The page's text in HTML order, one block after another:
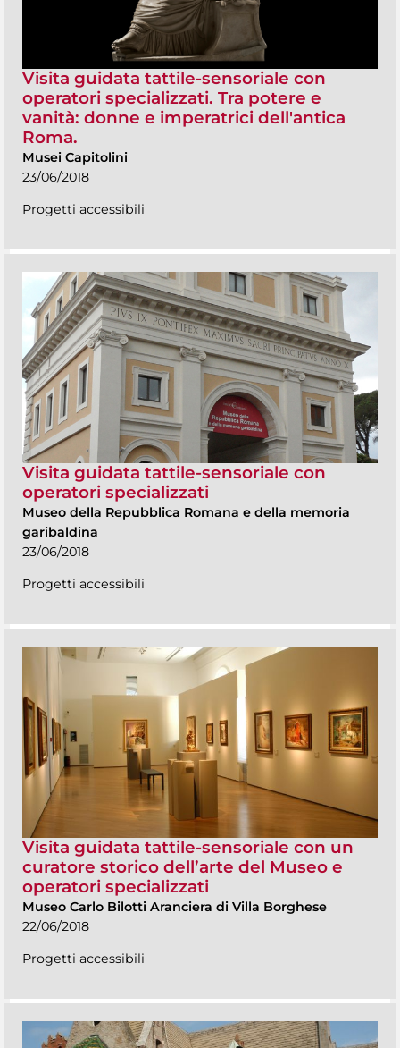
Visita guidata tattile-sensoriale con
operatori specializzati. Tra potere e
vanità: donne e imperatrici dell'antica
Roma.
Musei Capitolini
23/06/2018
Progetti accessibili
Visita guidata tattile-sensoriale con
operatori specializzati
Museo della Repubblica Romana e della memoria
garibaldina
23/06/2018
Progetti accessibili
Visita guidata tattile-sensoriale con un
curatore storico dell’arte del Museo e
operatori specializzati
Museo Carlo Bilotti Aranciera di Villa Borghese
22/06/2018
Progetti accessibili